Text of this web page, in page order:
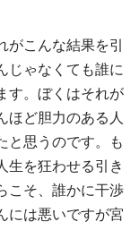
こんな結果を引
じゃなくても誰に
す。ぼくはそれが
ほど胆力のある人
と思うのです。も
生を狂わせる引き
こそ、誰かに干渉
には悪いですが宮